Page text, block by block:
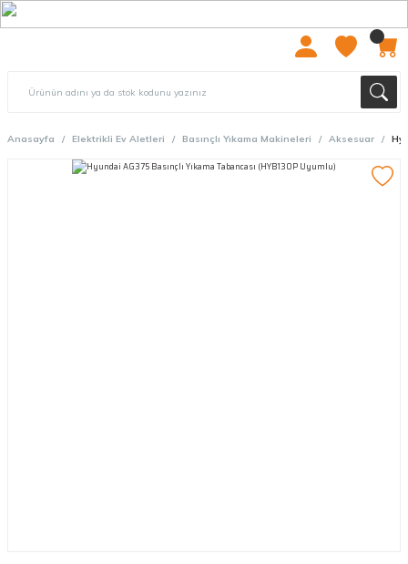
Anasayfa Elektrikli Ev Aletleri Basınçlı Yıkama Makineleri Aksesuar